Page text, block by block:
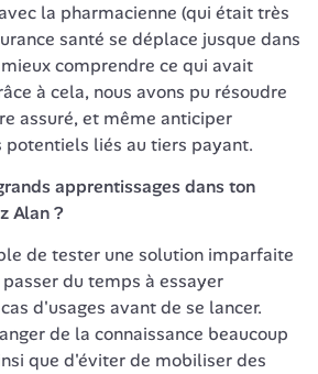
la pharmacienne (qui était très
santé se déplace jusque dans
comprendre ce qui avait
à cela, nous avons pu résoudre
assuré, et même anticiper
liés au tiers payant.
apprentissages dans ton
Alan ?
de tester une solution imparfaite
du temps à essayer
d'usages avant de se lancer.
de la connaissance beaucoup
que d'éviter de mobiliser des